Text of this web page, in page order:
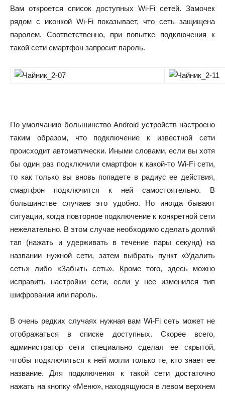
Вам откроется список доступных Wi-Fi сетей. Замочек
рядом с иконкой Wi-Fi показывает, что сеть защищена
паролем. Соответственно, при попытке подключения к
такой сети смартфон запросит пароль.
По умолчанию большинство Android устройств настроено
таким образом, что подключение к известной сети
происходит автоматически. Иными словами, если вы хотя
бы один раз подключили смартфон к какой-то Wi-Fi сети,
то как только вы вновь попадете в радиус ее действия,
смартфон подключится к ней самостоятельно. В
большинстве случаев это удобно. Но иногда бывают
ситуации, когда повторное подключение к конкретной сети
нежелательно. В этом случае необходимо сделать долгий
тап (нажать и удерживать в течение пары секунд) на
названии нужной сети, затем выбрать пункт «Удалить
сеть» либо «Забыть сеть». Кроме того, здесь можно
исправить настройки сети, если у нее изменился тип
шифрования или пароль.
В очень редких случаях нужная вам Wi-Fi сеть может не
отображаться в списке доступных. Скорее всего,
администратор сети специально сделал ее скрытой,
чтобы подключиться к ней могли только те, кто знает ее
название. Для подключения к такой сети достаточно
нажать на кнопку «Меню», находящуюся в левом верхнем